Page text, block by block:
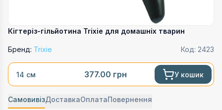
Кігтеріз-гільйотина Trixie для домашніх тварин
Бренд: Trixie Код: 2423
14 см 377.00 грн У кошик
СамовивізДоставкаОплатаПовернення